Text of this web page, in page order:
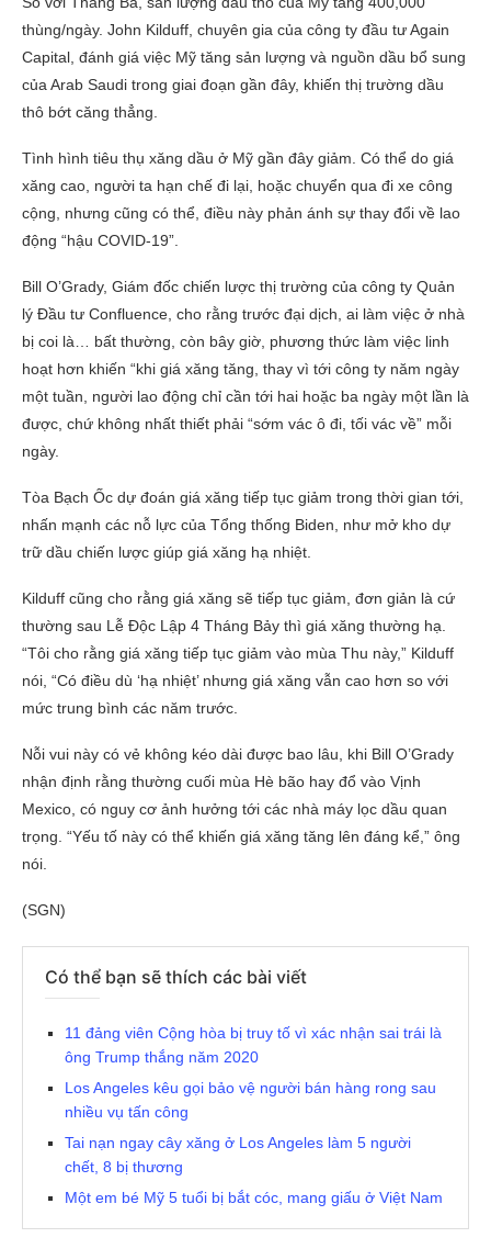
thùng/ngày. John Kilduff, chuyên gia của công ty đầu tư Again
Capital, đánh giá việc Mỹ tăng sản lượng và nguồn dầu bổ sung
của Arab Saudi trong giai đoạn gần đây, khiến thị trường dầu
thô bớt căng thẳng.
Tình hình tiêu thụ xăng dầu ở Mỹ gần đây giảm. Có thể do giá
xăng cao, người ta hạn chế đi lại, hoặc chuyển qua đi xe công
cộng, nhưng cũng có thể, điều này phản ánh sự thay đổi về lao
động “hậu COVID-19”.
Bill O’Grady, Giám đốc chiến lược thị trường của công ty Quản
lý Đầu tư Confluence, cho rằng trước đại dịch, ai làm việc ở nhà
bị coi là… bất thường, còn bây giờ, phương thức làm việc linh
hoạt hơn khiến “khi giá xăng tăng, thay vì tới công ty năm ngày
một tuần, người lao động chỉ cần tới hai hoặc ba ngày một lần là
được, chứ không nhất thiết phải “sớm vác ô đi, tối vác về” mỗi
ngày.
Tòa Bạch Ốc dự đoán giá xăng tiếp tục giảm trong thời gian tới,
nhấn mạnh các nỗ lực của Tổng thống Biden, như mở kho dự
trữ dầu chiến lược giúp giá xăng hạ nhiệt.
Kilduff cũng cho rằng giá xăng sẽ tiếp tục giảm, đơn giản là cứ
thường sau Lễ Độc Lập 4 Tháng Bảy thì giá xăng thường hạ.
“Tôi cho rằng giá xăng tiếp tục giảm vào mùa Thu này,” Kilduff
nói, “Có điều dù ‘hạ nhiệt’ nhưng giá xăng vẫn cao hơn so với
mức trung bình các năm trước.
Nỗi vui này có vẻ không kéo dài được bao lâu, khi Bill O’Grady
nhận định rằng thường cuối mùa Hè bão hay đổ vào Vịnh
Mexico, có nguy cơ ảnh hưởng tới các nhà máy lọc dầu quan
trọng. “Yếu tố này có thể khiến giá xăng tăng lên đáng kể,” ông
nói.
(SGN)
Có thể bạn sẽ thích các bài viết
11 đảng viên Cộng hòa bị truy tố vì xác nhận sai trái là
ông Trump thắng năm 2020
Los Angeles kêu gọi bảo vệ người bán hàng rong sau
nhiều vụ tấn công
Tai nạn ngay cây xăng ở Los Angeles làm 5 người
chết, 8 bị thương
Một em bé Mỹ 5 tuổi bị bắt cóc, mang giấu ở Việt Nam